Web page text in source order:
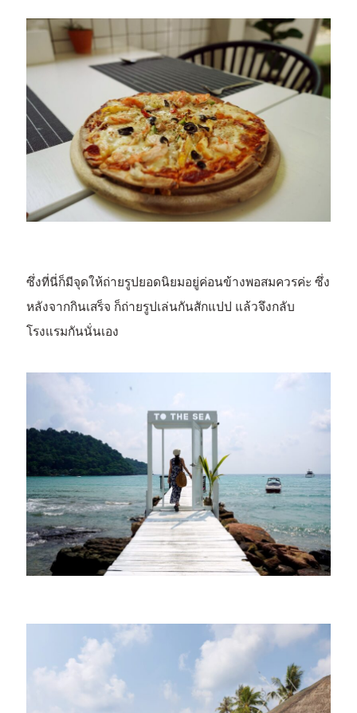
ซึ่งที่นี่ก็มีจุดให้ถ่ายรูปยอดนิยมอยู่ค่อนข้างพอสมควรค่ะ ซึ่ง
หลังจากกินเสร็จ ก็ถ่ายรูปเล่นกันสักแปป แล้วจึงกลับ
โรงแรมกันนั่นเอง